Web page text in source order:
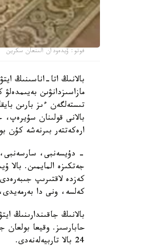
فوتو: ۆيدەودان الىنعان سكرين
بالانىڭ اتا-اناسىنىڭ
مازاسىزدانۋىن
تىستەلگەن ءىز بارىن
بالانى قولىنان
ارەكەتتەر بىرنەشە كۇن
- دۇيسەنبى،
جەتكىزە المايمىن. بالا
كەزدە لاقتىرىپ
كەلسە، ونى دا
بالانىڭ جاقىندارىنىڭ
حابارسىز. وقيعا
24 بالا تاربيەلەنەدى.